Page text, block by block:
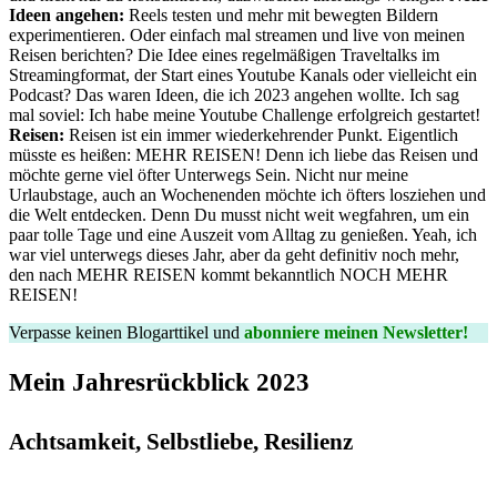
Ideen angehen: Reels testen und mehr mit bewegten Bildern
experimentieren. Oder einfach mal streamen und live von meinen
Reisen berichten? Die Idee eines regelmäßigen Traveltalks im
Streamingformat, der Start eines Youtube Kanals oder vielleicht ein
Podcast? Das waren Ideen, die ich 2023 angehen wollte. Ich sag
mal soviel: Ich habe meine Youtube Challenge erfolgreich gestartet!
Reisen: Reisen ist ein immer wiederkehrender Punkt. Eigentlich
müsste es heißen: MEHR REISEN! Denn ich liebe das Reisen und
möchte gerne viel öfter Unterwegs Sein. Nicht nur meine
Urlaubstage, auch an Wochenenden möchte ich öfters losziehen und
die Welt entdecken. Denn Du musst nicht weit wegfahren, um ein
paar tolle Tage und eine Auszeit vom Alltag zu genießen. Yeah, ich
war viel unterwegs dieses Jahr, aber da geht definitiv noch mehr,
den nach MEHR REISEN kommt bekanntlich NOCH MEHR
REISEN!
Verpasse keinen Blogarttikel und abonniere meinen Newsletter!
Mein Jahresrückblick 2023
Achtsamkeit, Selbstliebe, Resilienz